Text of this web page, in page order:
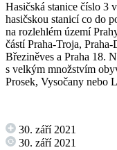
Hasičská stanice číslo 3
hasičskou stanicí co do
na rozlehlém území
částí Praha-Troja,
Březiněves a Praha 18.
s velkým množstvím
Prosek, Vysočany nebo
30. září 2021
30. září 2021